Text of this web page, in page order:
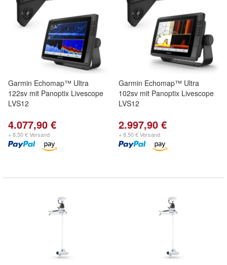
Garmin Echomap™ Ultra
122sv mit Panoptix Livescope
LVS12
4.077,90 €
+ 8,50 € Versand
Garmin Echomap™ Ultra
102sv mit Panoptix Livescope
LVS12
2.997,90 €
+ 8,50 € Versand